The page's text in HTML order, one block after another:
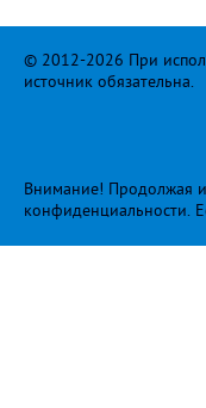
© 2012-2026 При
источник обязательна.
Внимание! Продолжая
конфиденциальности.